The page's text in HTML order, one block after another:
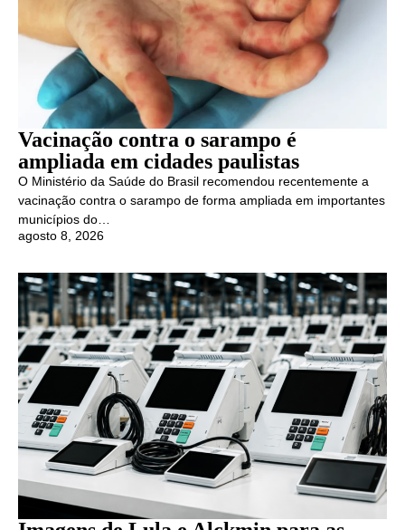
Vacinação contra o sarampo é
ampliada em cidades paulistas
O Ministério da Saúde do Brasil recomendou recentemente a
vacinação contra o sarampo de forma ampliada em importantes
municípios do…
agosto 8, 2026